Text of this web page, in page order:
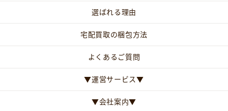
選ばれる理由
宅配買取の梱包方法
よくあるご質問
▼運営サービス▼
▼会社案内▼